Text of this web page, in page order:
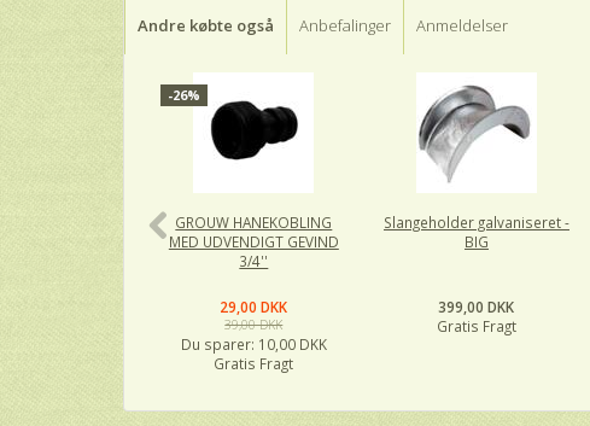
Andre købte også Anbefalinger Anmeldelser
-26%
GROUW HANEKOBLING
MED UDVENDIGT GEVIND
3/4''
29,00 DKK
39,00 DKK
Du sparer: 10,00 DKK
Gratis Fragt
Slangeholder galvaniseret -
BIG
399,00 DKK
Gratis Fragt